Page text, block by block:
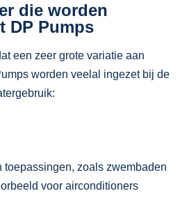
die worden
DP Pumps
een zeer grote variatie aan
worden veelal ingezet bij de
toepassingen, zoals zwembaden
voor airconditioners